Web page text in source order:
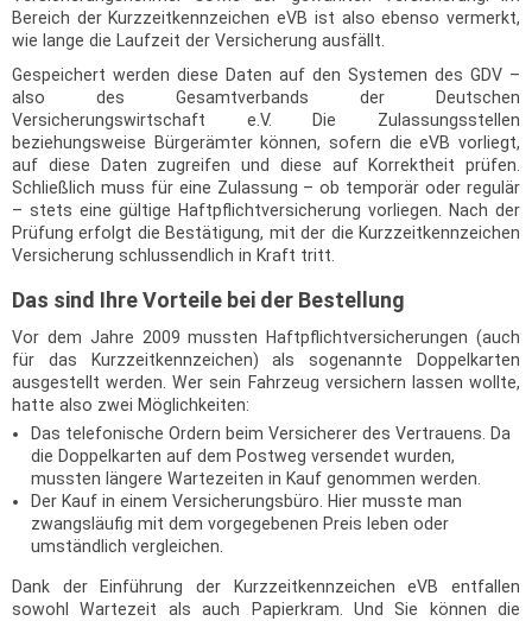
Bereich der Kurzzeitkennzeichen eVB ist also ebenso vermerkt,
wie lange die Laufzeit der Versicherung ausfällt.
Gespeichert werden diese Daten auf den Systemen des GDV –
also des Gesamtverbands der Deutschen
Versicherungswirtschaft e.V. Die Zulassungsstellen
beziehungsweise Bürgerämter können, sofern die eVB vorliegt,
auf diese Daten zugreifen und diese auf Korrektheit prüfen.
Schließlich muss für eine Zulassung – ob temporär oder regulär
– stets eine gültige Haftpflichtversicherung vorliegen. Nach der
Prüfung erfolgt die Bestätigung, mit der die Kurzzeitkennzeichen
Versicherung schlussendlich in Kraft tritt.
Das sind Ihre Vorteile bei der Bestellung
Vor dem Jahre 2009 mussten Haftpflichtversicherungen (auch
für das Kurzzeitkennzeichen) als sogenannte Doppelkarten
ausgestellt werden. Wer sein Fahrzeug versichern lassen wollte,
hatte also zwei Möglichkeiten:
Das telefonische Ordern beim Versicherer des Vertrauens. Da
die Doppelkarten auf dem Postweg versendet wurden,
mussten längere Wartezeiten in Kauf genommen werden.
Der Kauf in einem Versicherungsbüro. Hier musste man
zwangsläufig mit dem vorgegebenen Preis leben oder
umständlich vergleichen.
Dank der Einführung der Kurzzeitkennzeichen eVB entfallen
sowohl Wartezeit als auch Papierkram. Und Sie können die